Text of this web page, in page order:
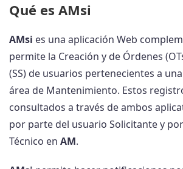
Qué es AMsi
AMsi es una aplicación Web
permite la Creación y de Órdenes
(SS) de usuarios pertenecientes a
área de Mantenimiento. Estos
consultados a través de ambos
por parte del usuario Solicitante y
Técnico en AM.